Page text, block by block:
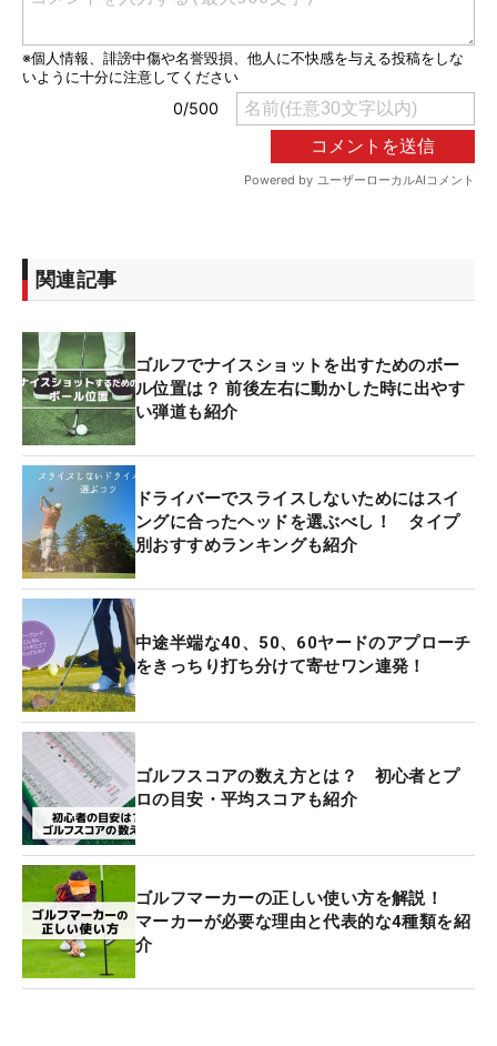
関連記事
ゴルフでナイスショットを出すためのボー
ル位置は？ 前後左右に動かした時に出やす
い弾道も紹介
ドライバーでスライスしないためにはスイ
ングに合ったヘッドを選ぶべし！ タイプ
別おすすめランキングも紹介
中途半端な40、50、60ヤードのアプローチ
をきっちり打ち分けて寄せワン連発！
ゴルフスコアの数え方とは？ 初心者とプ
ロの目安・平均スコアも紹介
ゴルフマーカーの正しい使い方を解説！
マーカーが必要な理由と代表的な4種類を紹
介